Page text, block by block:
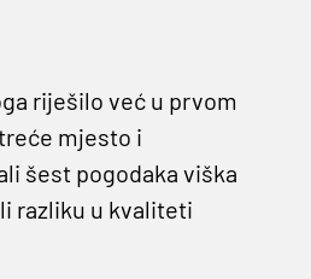
riješilo već u prvom
mjesto i
šest pogodaka viška
razliku u kvaliteti